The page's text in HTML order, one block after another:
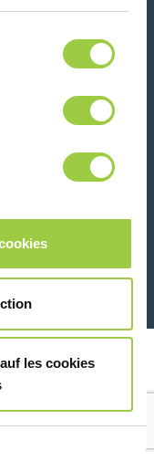
Pas de
modifier à
l'onglet Gérer
les détails
les cookies
Marne - 法国
私声明